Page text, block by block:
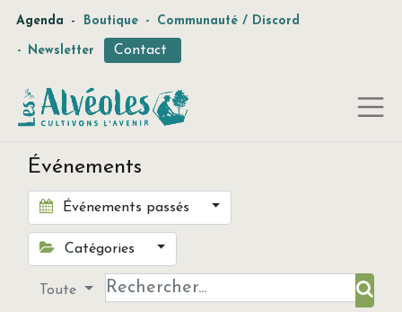
Agenda - Boutique - Communauté / Discord
- Newsletter Contact
Événements
Événements passés
Catégories
Toute